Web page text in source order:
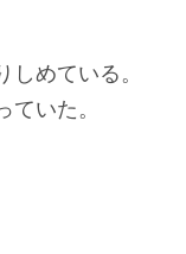
めている。
いた。